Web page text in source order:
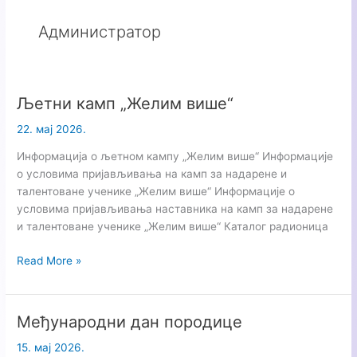
Aдминистратор
Љетни камп „Желим више“
22. мај 2026.
Информација о љетном кампу „Желим више“ Информације
о условима пријављивања на камп за надарене и
талентоване ученике „Желим више“ Информације о
условима пријављивања наставника на камп за надарене
и талентоване ученике „Желим више“ Каталог радионица
Љетни
„Желим
Read More »
Међународни дан породице
15. мај 2026.